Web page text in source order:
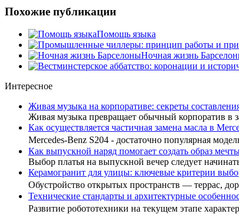
Похожие публикации
Помощь языка
Ночная жизнь
Интересное
Живая музыка на корпоративе: секреты
Живая музыка превращает обычный корпоратив в
Как осуществляется частичная замена масла в
Mercedes-Benz S204 - достаточно популярная
Как выпускной наряд помогает создать образ
Выбор платья на выпускной вечер следует
Керамогранит для улицы: ключевые критерии
Обустройство открытых пространств — террас,
Технические стандарты и архитектурные
Развитие робототехники на текущем этапе